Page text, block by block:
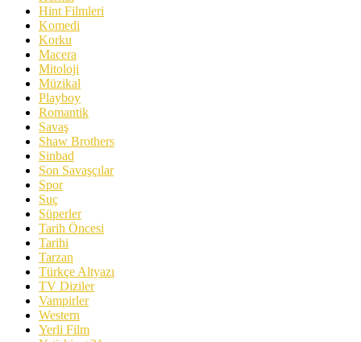
Hint Filmleri
Komedi
Korku
Macera
Mitoloji
Müzikal
Playboy
Romantik
Savaş
Shaw Brothers
Sinbad
Son Savaşçılar
Spor
Suç
Süperler
Tarih Öncesi
Tarihi
Tarzan
Türkçe Altyazı
TV Diziler
Vampirler
Western
Yerli Film